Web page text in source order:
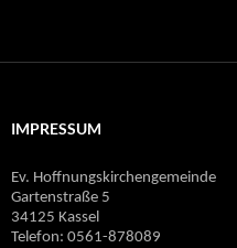
IMPRESSUM
Ev. Hoffnungskirchengemeinde
Gartenstraße 5
34125 Kassel
Telefon: 0561-878089